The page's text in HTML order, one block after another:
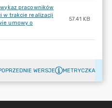
wykaz pracowników
w trakcie realizacji
umowy o
57.41 KB
WERSJE METRYCZKA